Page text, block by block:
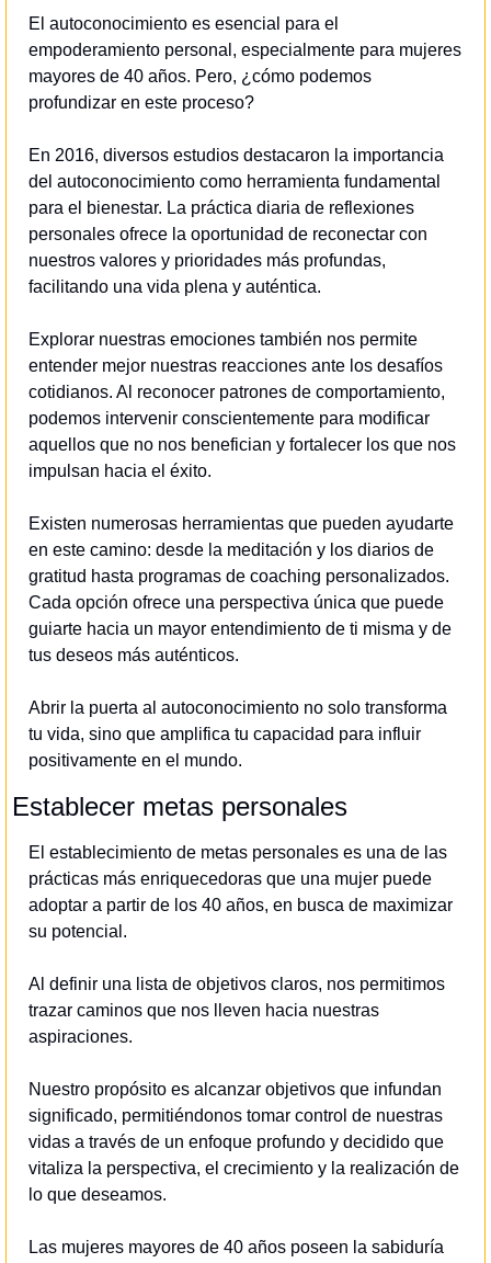
El autoconocimiento es esencial para el
empoderamiento personal, especialmente para mujeres
mayores de 40 años. Pero, ¿cómo podemos
profundizar en este proceso?
En 2016, diversos estudios destacaron la importancia
del autoconocimiento como herramienta fundamental
para el bienestar. La práctica diaria de reflexiones
personales ofrece la oportunidad de reconectar con
nuestros valores y prioridades más profundas,
facilitando una vida plena y auténtica.
Explorar nuestras emociones también nos permite
entender mejor nuestras reacciones ante los desafíos
cotidianos. Al reconocer patrones de comportamiento,
podemos intervenir conscientemente para modificar
aquellos que no nos benefician y fortalecer los que nos
impulsan hacia el éxito.
Existen numerosas herramientas que pueden ayudarte
en este camino: desde la meditación y los diarios de
gratitud hasta programas de coaching personalizados.
Cada opción ofrece una perspectiva única que puede
guiarte hacia un mayor entendimiento de ti misma y de
tus deseos más auténticos.
Abrir la puerta al autoconocimiento no solo transforma
tu vida, sino que amplifica tu capacidad para influir
positivamente en el mundo.
Establecer metas personales
El establecimiento de metas personales es una de las
prácticas más enriquecedoras que una mujer puede
adoptar a partir de los 40 años, en busca de maximizar
su potencial.
Al definir una lista de objetivos claros, nos permitimos
trazar caminos que nos lleven hacia nuestras
aspiraciones.
Nuestro propósito es alcanzar objetivos que infundan
significado, permitiéndonos tomar control de nuestras
vidas a través de un enfoque profundo y decidido que
vitaliza la perspectiva, el crecimiento y la realización de
lo que deseamos.
Las mujeres mayores de 40 años poseen la sabiduría